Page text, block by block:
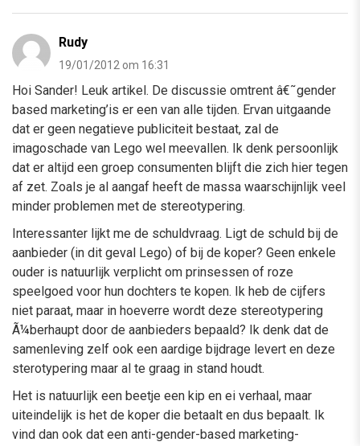
Rudy
19/01/2012 om 16:31
Hoi Sander! Leuk artikel. De discussie omtrent â€˜gender
based marketing’is er een van alle tijden. Ervan uitgaande
dat er geen negatieve publiciteit bestaat, zal de
imagoschade van Lego wel meevallen. Ik denk persoonlijk
dat er altijd een groep consumenten blijft die zich hier tegen
af zet. Zoals je al aangaf heeft de massa waarschijnlijk veel
minder problemen met de stereotypering.
Interessanter lijkt me de schuldvraag. Ligt de schuld bij de
aanbieder (in dit geval Lego) of bij de koper? Geen enkele
ouder is natuurlijk verplicht om prinsessen of roze
speelgoed voor hun dochters te kopen. Ik heb de cijfers
niet paraat, maar in hoeverre wordt deze stereotypering
Ã¼berhaupt door de aanbieders bepaald? Ik denk dat de
samenleving zelf ook een aardige bijdrage levert en deze
sterotypering maar al te graag in stand houdt.
Het is natuurlijk een beetje een kip en ei verhaal, maar
uiteindelijk is het de koper die betaalt en dus bepaalt. Ik
vind dan ook dat een anti-gender-based marketing-